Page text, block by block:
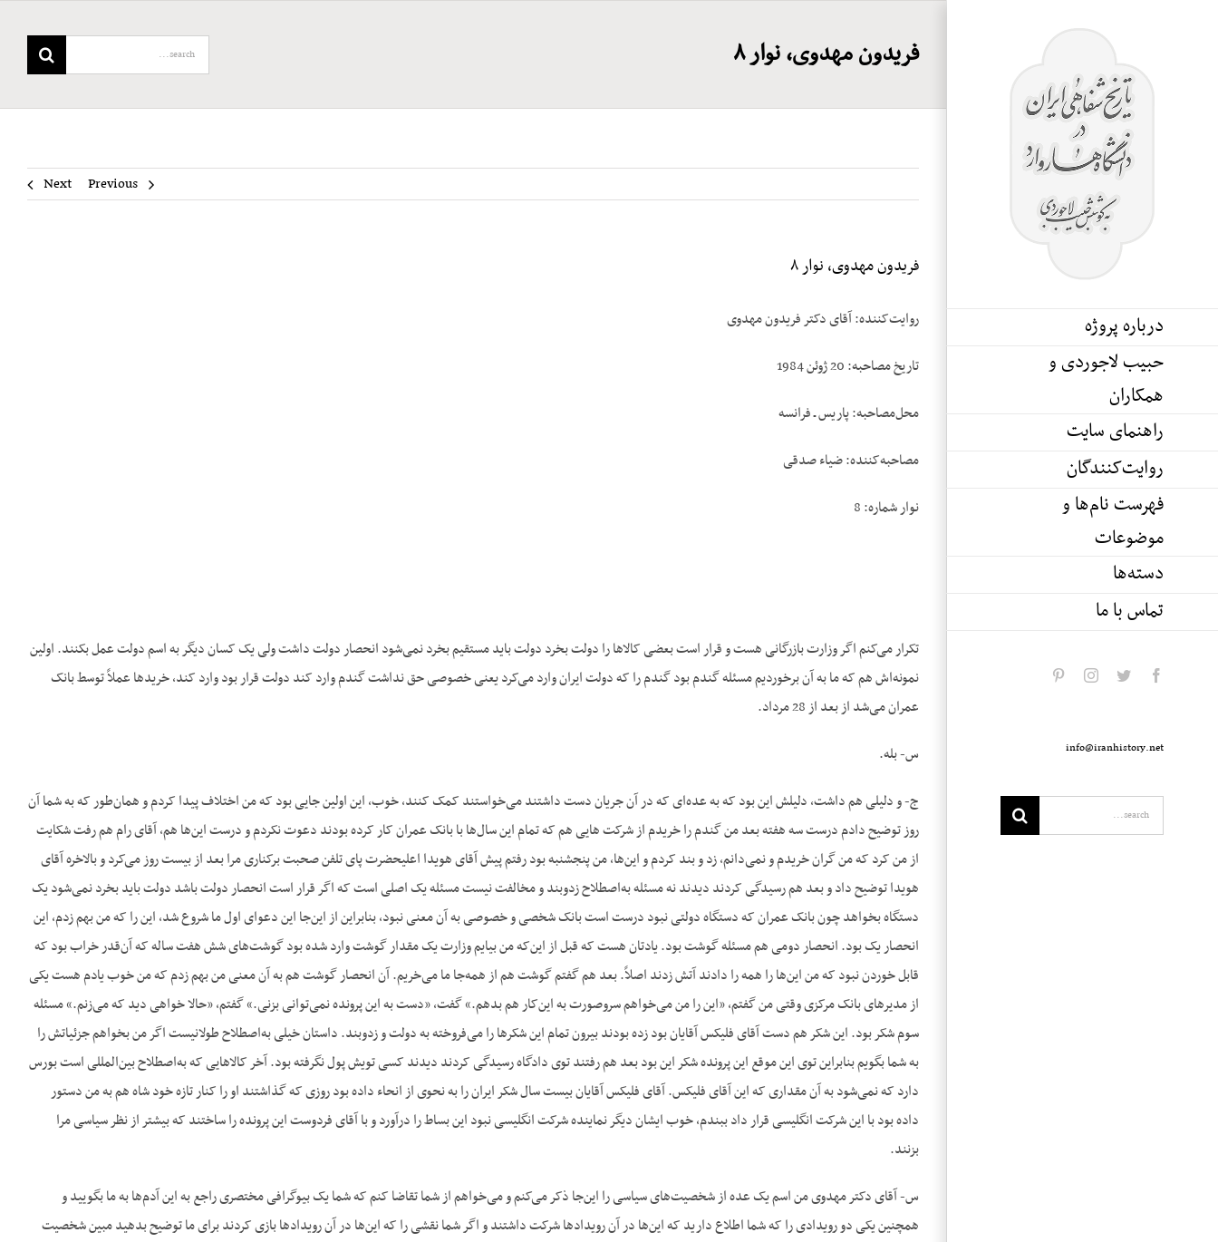
درباره پروژه
حبیب لاجوردی و
همکاران
راهنمای سایت
روایت‌کنندگان
فهرست نام‌ها و
موضوعات
دسته‌ها
تماس با ما
facebook
twitter
instagram
info@iranhistory.net
فریدون مهدوی، نوار ۸
Search
for:
Previous
Next
فریدون مهدوی، نوار ۸
روایت‌کننده: آقای دکتر فریدون مهدوی
تاریخ مصاحبه: 20 ژوئن 1984
محل‌مصاحبه: پاریس ـ فرانسه
مصاحبه‌کننده: ضیاء صدقی
نوار شماره: 8
تکرار می‌کنم اگر وزارت بازرگانی هست و قرار است بعضی کالاها را دولت بخرد دولت باید مستقیم بخرد نمی‌شود انحصار دولت داشت ولی یک کسان دیگر به اسم دولت عمل بکنند. اولین
نمونه‌اش هم که ما به آن برخوردیم مسئله گندم بود گندم را که دولت ایران وارد می‌کرد یعنی خصوصی حق نداشت گندم وارد کند دولت قرار بود وارد کند، خریدها عملاً توسط بانک
عمران می‌شد از بعد از 28 مرداد.
س- بله.
ج- و دلیلی هم داشت، دلیلش این بود که به عده‌ای که در آن جریان دست داشتند می‌خواستند کمک کنند، خوب، این اولین جایی بود که من اختلاف پیدا کردم و همان‌طور که به شما آن
روز توضیح دادم درست سه هفته بعد من گندم را خریدم از شرکت ‌هایی هم که تمام این سال‌ها با بانک عمران کار کرده بودند دعوت نکردم و درست این‌ها هم، آقای رام هم رفت شکایت
از من کرد که من گران خریدم و نمی‌دانم، زد و بند کردم و این‌ها، من پنجشنبه بود رفتم پیش آقای هویدا اعلیحضرت پای تلفن صحبت برکناری مرا بعد از بیست روز می‌کرد و بالاخره آقای
هویدا توضیح داد و بعد هم رسیدگی کردند دیدند نه مسئله به‌اصطلاح زدوبند و مخالفت نیست مسئله یک اصلی است که اگر قرار است انحصار دولت باشد دولت باید بخرد نمی‌شود یک
دستگاه بخواهد چون بانک عمران که دستگاه دولتی نبود درست است بانک شخصی و خصوصی به آن معنی نبود، بنابراین از این‌جا این دعوای اول ما شروع شد، این را که من بهم زدم، این
انحصار یک بود. انحصار دومی هم مسئله گوشت بود. یادتان هست که قبل از این‌که من بیایم وزارت یک مقدار گوشت وارد شده بود گوشت‌های شش هفت ساله که آن‌قدر خراب بود که
قابل خوردن نبود که من این‌ها را همه را دادند آتش زدند اصلاً. بعد هم گفتم گوشت هم از همه‌جا ما می‌خریم. آن انحصار گوشت هم به آن معنی من بهم زدم که من خوب یادم هست یکی
از مدیرهای بانک مرکزی وقتی من گفتم، «این را من می‌خواهم سروصورت به این‌کار هم بدهم.» گفت، «دست به این پرونده نمی‌توانی بزنی.» گفتم، «حالا خواهی دید که می‌زنم.» مسئله
سوم شکر بود. این شکر هم دست آقای فلیکس آقایان بود زده بودند بیرون تمام این شکرها را می‌فروخته به دولت و زدوبند. داستان خیلی به‌اصطلاح طولانیست اگر من بخواهم جزئیاتش را
به شما بگویم بنابراین توی این موقع این پرونده شکر این بود بعد هم رفتند توی دادگاه رسیدگی کردند دیدند کسی تویش پول نگرفته بود. آخر کالاهایی که به‌اصطلاح بین‌المللی است بورس
دارد که نمی‌شود به آن مقداری که این آقای فلیکس. آقای فلیکس آقایان بیست سال شکر ایران را به نحوی از انحاء داده بود روزی که گذاشتند او را کنار تازه خود شاه هم به من دستور
داده بود با این شرکت انگلیسی قرار داد ببندم، خوب ایشان دیگر نماینده شرکت انگلیسی نبود این بساط را درآورد و با آقای فردوست این پرونده را ساختند که بیشتر از نظر سیاسی مرا
بزنند.
س- آقای دکتر مهدوی من اسم یک عده از شخصیت‌های سیاسی را این‌جا ذکر می‌کنم و می‌خواهم از شما تقاضا کنم که شما یک بیوگرافی مختصری راجع به این آدم‌ها به ما بگویید و
همچنین یکی دو رویدادی را که شما اطلاع دارید که این‌ها در آن رویدادها شرکت داشتند و اگر شما نقشی را که این‌ها در آن رویدادها بازی کردند برای ما توضیح بدهید مبین شخصیت